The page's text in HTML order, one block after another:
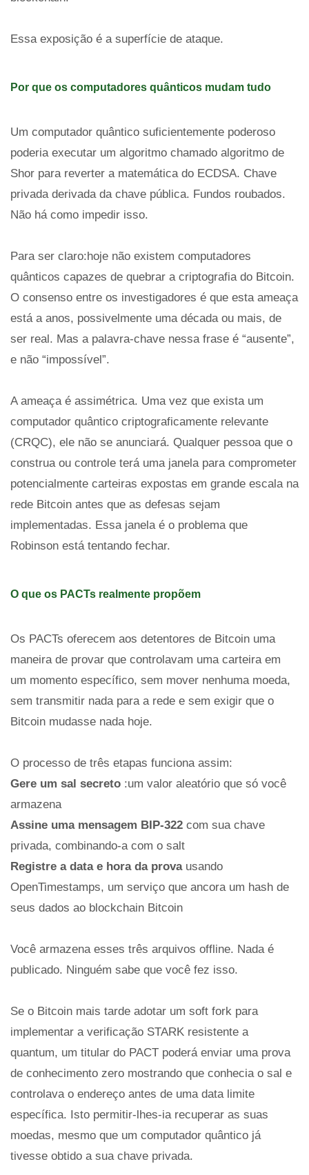
Essa exposição é a superfície de ataque.
Por que os computadores quânticos mudam tudo
Um computador quântico suficientemente poderoso
poderia executar um algoritmo chamado algoritmo de
Shor para reverter a matemática do ECDSA. Chave
privada derivada da chave pública. Fundos roubados.
Não há como impedir isso.
Para ser claro:hoje não existem computadores
quânticos capazes de quebrar a criptografia do Bitcoin.
O consenso entre os investigadores é que esta ameaça
está a anos, possivelmente uma década ou mais, de
ser real. Mas a palavra-chave nessa frase é “ausente”,
e não “impossível”.
A ameaça é assimétrica. Uma vez que exista um
computador quântico criptograficamente relevante
(CRQC), ele não se anunciará. Qualquer pessoa que o
construa ou controle terá uma janela para comprometer
potencialmente carteiras expostas em grande escala na
rede Bitcoin antes que as defesas sejam
implementadas. Essa janela é o problema que
Robinson está tentando fechar.
O que os PACTs realmente propõem
Os PACTs oferecem aos detentores de Bitcoin uma
maneira de provar que controlavam uma carteira em
um momento específico, sem mover nenhuma moeda,
sem transmitir nada para a rede e sem exigir que o
Bitcoin mudasse nada hoje.
O processo de três etapas funciona assim:
Gere um sal secreto :um valor aleatório que só você
armazena
Assine uma mensagem BIP-322 com sua chave
privada, combinando-a com o salt
Registre a data e hora da provausando
OpenTimestamps, um serviço que ancora um hash de
seus dados ao blockchain Bitcoin
Você armazena esses três arquivos offline. Nada é
publicado. Ninguém sabe que você fez isso.
Se o Bitcoin mais tarde adotar um soft fork para
implementar a verificação STARK resistente a
quantum, um titular do PACT poderá enviar uma prova
de conhecimento zero mostrando que conhecia o sal e
controlava o endereço antes de uma data limite
específica. Isto permitir-lhes-ia recuperar as suas
moedas, mesmo que um computador quântico já
tivesse obtido a sua chave privada.